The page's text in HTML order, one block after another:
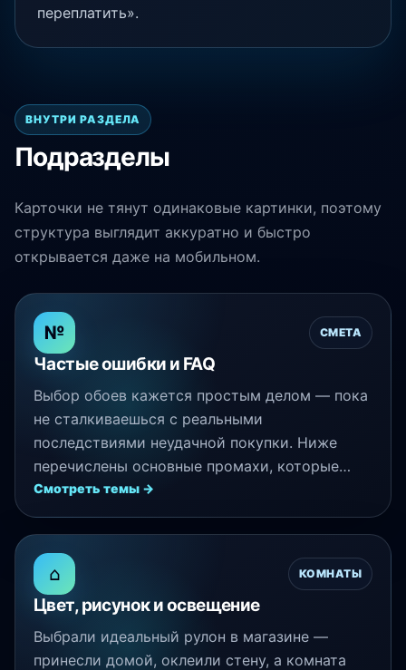
переплатить».
ВНУТРИ РАЗДЕЛА
Подразделы
Карточки не тянут одинаковые картинки, поэтому
структура выглядит аккуратно и быстро
открывается даже на мобильном.
№ СМЕТА
Частые ошибки и FAQ
Выбор обоев кажется простым делом — пока
не сталкиваешься с реальными
последствиями неудачной покупки. Ниже
перечислены основные промахи, которые…
Смотреть темы →
⌂ КОМНАТЫ
Цвет, рисунок и освещение
Выбрали идеальный рулон в магазине —
принесли домой, оклеили стену, а комната